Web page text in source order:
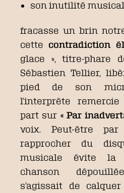
son inutilité
fracasse un brin
cette contradiction
glace », titre-phare
Sébastien Tellier,
pied de son
l’interprète
part sur « Par
voix. Peut-être
rapprocher du
musicale évite la
chanson
s’agissait de